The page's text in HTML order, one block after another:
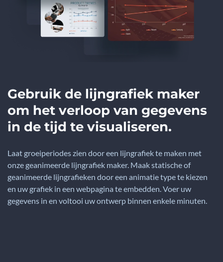
Gebruik de lijngrafiek maker
om het verloop van gegevens
in de tijd te visualiseren.
Laat groeiperiodes zien door een lijngrafiek te maken met
onze geanimeerde lijngrafiek maker. Maak statische of
geanimeerde lijngrafieken door een animatie type te kiezen
en uw grafiek in een webpagina te embedden. Voer uw
gegevens in en voltooi uw ontwerp binnen enkele minuten.